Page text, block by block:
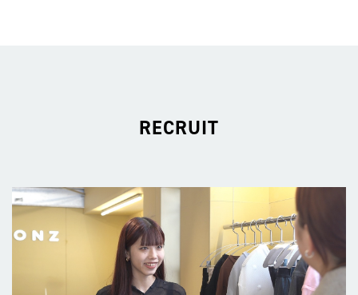
RECRUIT